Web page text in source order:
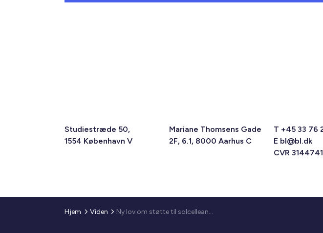
Studiestræde 50,
1554 København V
Mariane Thomsens Gade
2F, 6.1, 8000 Aarhus C
T +45 33 76
E bl@bl.dk
CVR
Hjem Viden Ny lov om støtte til solcelleanlæg